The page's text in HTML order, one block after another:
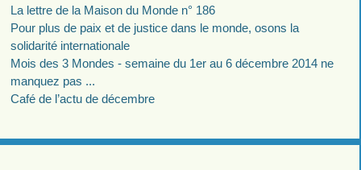
La lettre de la Maison du Monde n° 186
Pour plus de paix et de justice dans le monde, osons la
solidarité internationale
Mois des 3 Mondes - semaine du 1er au 6 décembre 2014 ne
manquez pas ...
Café de l’actu de décembre